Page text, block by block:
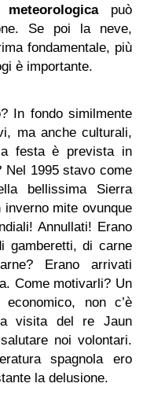
meteorologicapuò
Se poi la neve,
fondamentale, più
è importante.
In fondo similmente
ma anche culturali,
festa è prevista in
1995 stavo come
bellissima Sierra
mite ovunque
Annullati! Erano
gamberetti, di carne
Erano arrivati
Come motivarli? Un
non c’è
visita del re Jaun
noi volontari.
spagnola ero
la delusione.